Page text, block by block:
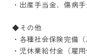
・出産手当金、傷病
◆その他
・各種社会保険完備
・児休業給付金（雇